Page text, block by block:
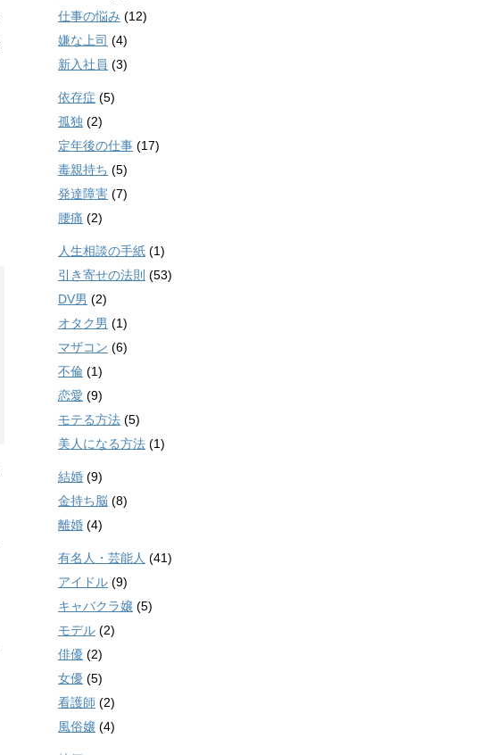
仕事の悩み (12)
嫌な上司 (4)
新入社員 (3)
依存症 (5)
孤独 (2)
定年後の仕事 (17)
毒親持ち (5)
発達障害 (7)
腰痛 (2)
人生相談の手紙 (1)
引き寄せの法則 (53)
DV男 (2)
オタク男 (1)
マザコン (6)
不倫 (1)
恋愛 (9)
モテる方法 (5)
美人になる方法 (1)
結婚 (9)
金持ち脳 (8)
離婚 (4)
有名人・芸能人 (41)
アイドル (9)
キャバクラ嬢 (5)
モデル (2)
俳優 (2)
女優 (5)
看護師 (2)
風俗嬢 (4)